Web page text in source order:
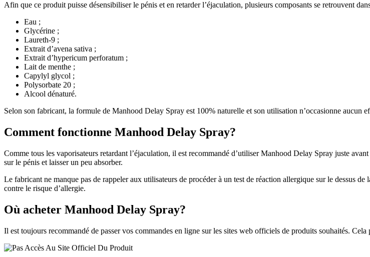
Afin que ce produit puisse désensibiliser le pénis et en retarder l’éjaculation, plusieurs composants se retrouvent
Eau ;
Glycérine ;
Laureth-9 ;
Extrait d’avena sativa ;
Extrait d’hypericum perforatum ;
Lait de menthe ;
Capylyl glycol ;
Polysorbate 20 ;
Alcool dénaturé.
Selon son fabricant, la formule de Manhood Delay Spray est 100% naturelle et son utilisation n’occasionne aucun
Comment fonctionne Manhood Delay Spray?
Comme tous les vaporisateurs retardant l’éjaculation, il est recommandé d’utiliser Manhood Delay Spray juste
sur le pénis et laisser un peu absorber.
Le fabricant ne manque pas de rappeler aux utilisateurs de procéder à un test de réaction allergique sur le dessus
contre le risque d’allergie.
Où acheter Manhood Delay Spray?
Il est toujours recommandé de passer vos commandes en ligne sur les sites web officiels de produits souhaités.